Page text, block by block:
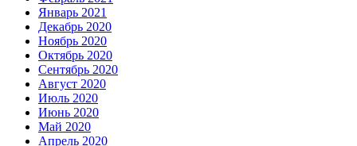
Январь 2021
Декабрь 2020
Ноябрь 2020
Октябрь 2020
Сентябрь 2020
Август 2020
Июль 2020
Июнь 2020
Май 2020
Апрель 2020